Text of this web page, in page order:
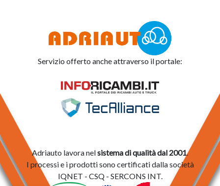
Servizio offerto anche attraverso il portale:
Adriauto lavora nelsistema di qualità dal 2001.
I processi e i prodotti sono certificati dalla società
IQNET - CSQ - SERCONS INT.